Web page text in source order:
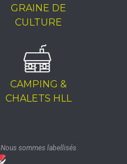
GRAINE DE
CULTURE
CAMPING &
CHALETS HLL
Nous sommes labellisés